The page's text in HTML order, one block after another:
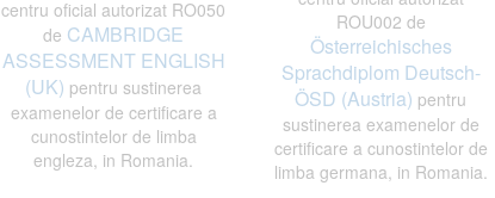
centru oficial autorizat RO050
de CAMBRIDGE
ASSESSMENT ENGLISH
(UK) pentru sustinerea
examenelor de certificare a
cunostintelor de limba
engleza, in Romania.
ROU002 de
Österreichisches
Sprachdiplom Deutsch-
ÖSD (Austria) pentru
sustinerea examenelor de
certificare a cunostintelor de
limba germana, in Romania.